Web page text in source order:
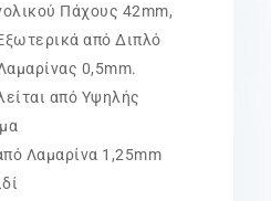
Πάχους 42mm,
από Διπλό
0,5mm.
από Υψηλής
Λαμαρίνα 1,25mm